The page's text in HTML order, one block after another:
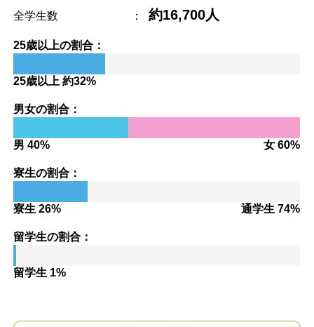
全学生数 ： 約16,700人
25歳以上の割合：
25歳以上 約32%
男女の割合：
男 40% 女 60%
寮生の割合：
寮生 26% 通学生 74%
留学生の割合：
留学生 1%